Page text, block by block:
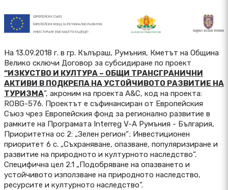
На 13.09.2018 г. в гр. Кълъраш, Румъния, Кметът на Община
Велико сключи Договор за субсидиране по проект
“ИЗКУСТВО И КУЛТУРА – ОБЩИ ТРАНСГРАНИЧНИ
АКТИВИ В ПОДКРЕПА НА УСТОЙЧИВОТО РАЗВИТИЕ НА
ТУРИЗМА”, акроним на проекта A&C, код на проекта:
ROBG-576. Проектът е съфинансиран от Европейския
Съюз чрез Европейския фонд за регионално развитие в
рамките на Програмата Interreg V-A Румъния - България,
Приоритетна ос 2: „Зелен регион“; Инвестиционен
приоритет 6 с. „Съхраняване, опазване, популяризиране и
развитие на природното и културното наследство“.
Специфична цел 2.1 „Подобряване на опазването и
устойчивото използване на природното наследство,
ресурсите и културното наследство“.